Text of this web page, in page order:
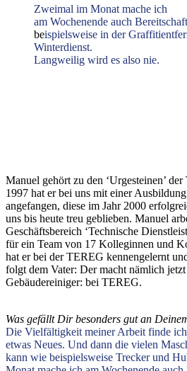
Zweimal im Monat mache ich
am Wochenende auch
beispielsweise in der
Winterdienst.
Langweilig wird es also nie.
Manuel gehört zu den ‘Urgesteinen’
1997 hat er bei uns mit einer
angefangen, diese im Jahr 2000
uns bis heute treu geblieben. Manuel
Geschäftsbereich ‘Technische
für ein Team von 17 Kolleginnen und
hat er bei der TEREG kennengelernt
folgt dem Vater: Der macht nämlich
Gebäudereiniger: bei TEREG.
Was gefällt Dir besonders gut an
Die Vielfältigkeit meiner Arbeit finde ich
etwas Neues. Und dann die vielen
kann wie beispielsweise Trecker und